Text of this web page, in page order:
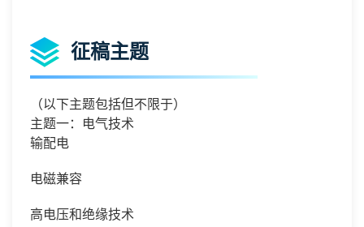
征稿主题
（以下主题包括但不限于）
主题一：电气技术
输配电
电磁兼容
高电压和绝缘技术